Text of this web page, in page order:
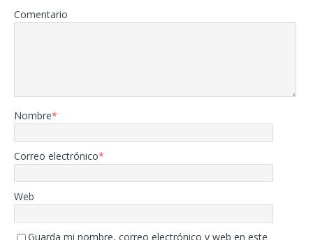
Comentario
Nombre*
Correo electrónico*
Web
Guarda mi nombre, correo electrónico y web en este